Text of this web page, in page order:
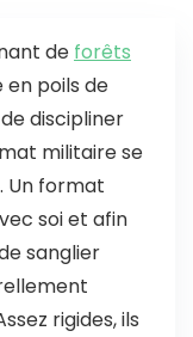
de forêts
en poils de
discipliner
militaire se
Un format
soi et afin
sanglier
rigides, ils